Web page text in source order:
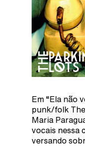
Em “Ela não
punk/folk
Maria
vocais nessa
versando